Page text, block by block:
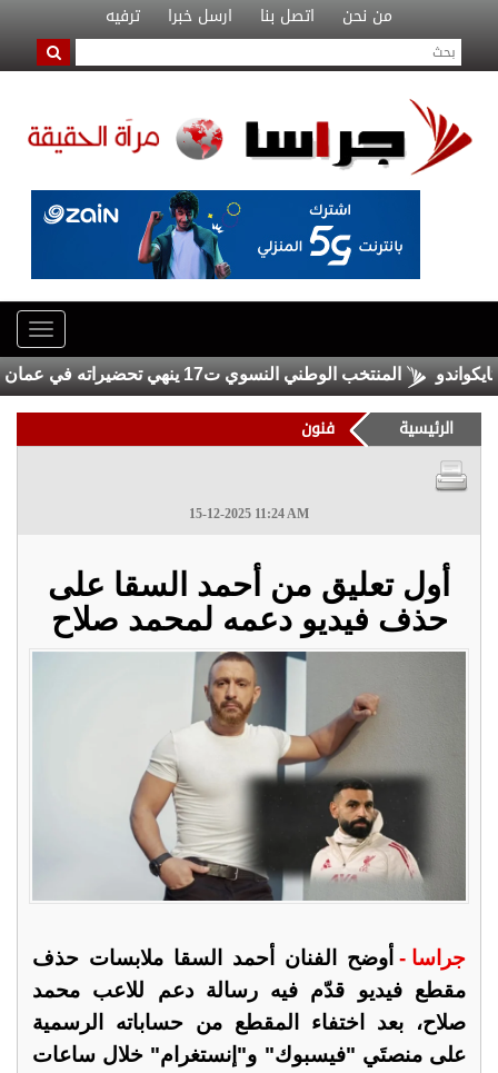
من نحن اتصل بنا ارسل خبرا ترفيه
المنتخب الوطني النسوي ت17 ينهي تحضيراته في عمان ويغادر إلى إندونيسيا
الرئيسية فنون
15-12-2025 11:24 AM
أول تعليق من أحمد السقا على
حذف فيديو دعمه لمحمد صلاح
جراسا - أوضح الفنان أحمد السقا ملابسات حذف
مقطع فيديو قدّم فيه رسالة دعم للاعب محمد
صلاح، بعد اختفاء المقطع من حساباته الرسمية
على منصتَي "فيسبوك" و"إنستغرام" خلال ساعات